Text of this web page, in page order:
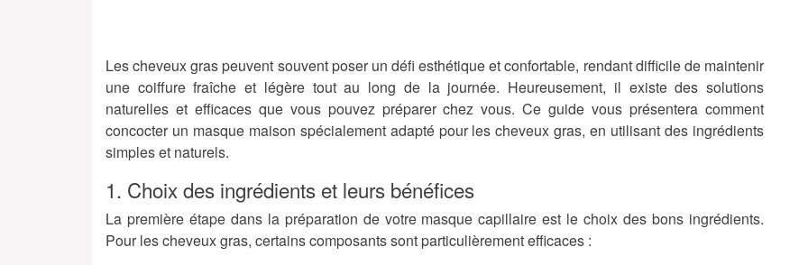
Les cheveux gras peuvent souvent poser un défi esthétique et confortable, rendant difficile de maintenir
une coiffure fraîche et légère tout au long de la journée. Heureusement, il existe des solutions
naturelles et efficaces que vous pouvez préparer chez vous. Ce guide vous présentera comment
concocter un masque maison spécialement adapté pour les cheveux gras, en utilisant des ingrédients
simples et naturels.
1. Choix des ingrédients et leurs bénéfices
La première étape dans la préparation de votre masque capillaire est le choix des bons ingrédients.
Pour les cheveux gras, certains composants sont particulièrement efficaces :